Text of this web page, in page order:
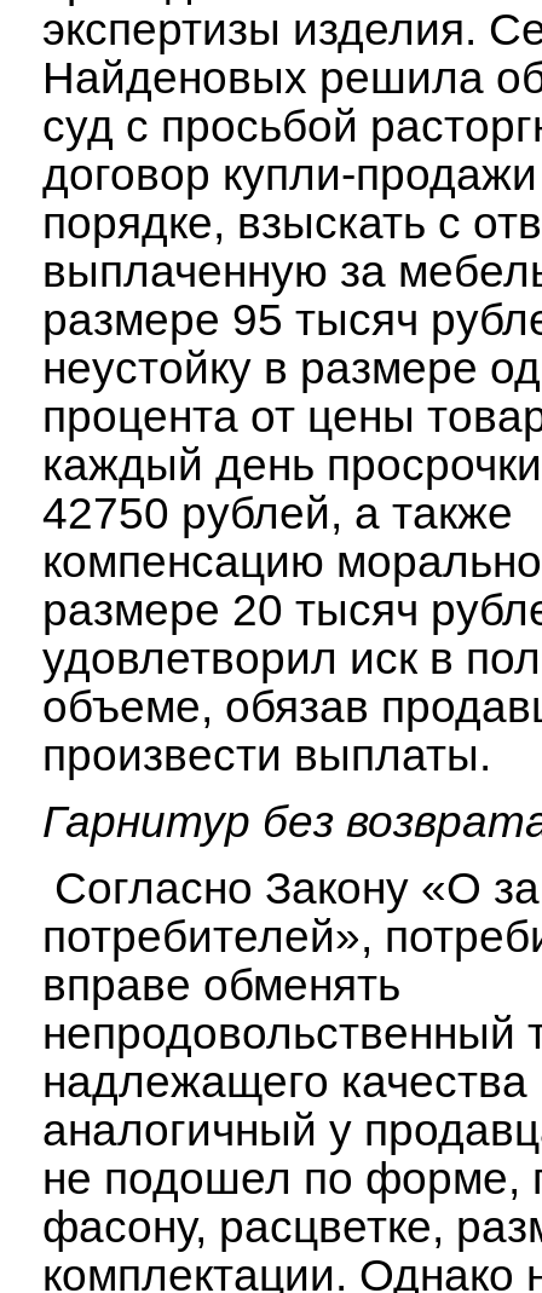
экспертизы изделия.
Найденовых решила
суд с просьбой
договор купли-
порядке, взыскать с
выплаченную за
размере 95 тысяч
неустойку в размере
процента от цены
каждый день
42750 рублей, а также
компенсацию
размере 20 тысяч
удовлетворил иск в
объеме, обязав
произвести выплаты.
Гарнитур без
Согласно Закону «О
потребителей»,
вправе обменять
непродовольственный
надлежащего качества
аналогичный у
не подошел по форме,
фасону, расцветке,
комплектации. Однако